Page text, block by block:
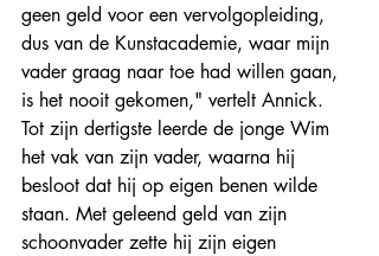
geen geld voor een vervolgopleiding,
dus van de Kunstacademie, waar mijn
vader graag naar toe had willen gaan,
is het nooit gekomen," vertelt Annick.
Tot zijn dertigste leerde de jonge Wim
het vak van zijn vader, waarna hij
besloot dat hij op eigen benen wilde
staan. Met geleend geld van zijn
schoonvader zette hij zijn eigen